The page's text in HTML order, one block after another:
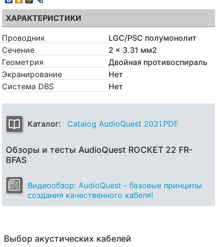
ХАРАКТЕРИСТИКИ
Проводник
LGC/PSC полумонолит
Сечение
2 x 3.31 мм2
Геометрия
Двойная противоспираль
Экранирование
Нет
Система DBS
Нет
Каталог: Catalog AudioQuest 2021.PDF
Обзоры и тесты AudioQuest ROCKET 22 FR-
BFAS
Видеообзор: AudioQuest - базовые принципы
создания качественного кабеля!
Выбор акустических кабелей